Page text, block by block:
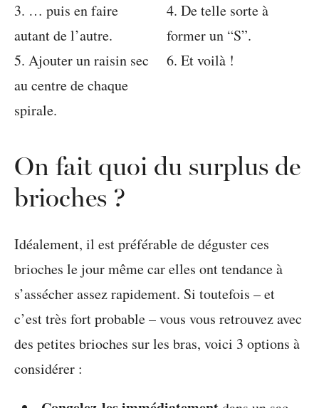
3. … puis en faire
autant de l’autre.
4. De telle sorte à
former un “S”.
5. Ajouter un raisin sec
au centre de chaque
spirale.
6. Et voilà !
On fait quoi du surplus de
brioches ?
Idéalement, il est préférable de déguster ces
brioches le jour même car elles ont tendance à
s’assécher assez rapidement. Si toutefois – et
c’est très fort probable – vous vous retrouvez avec
des petites brioches sur les bras, voici 3 options à
considérer :